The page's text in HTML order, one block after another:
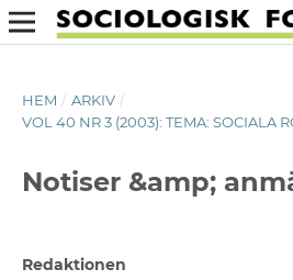
HEM / ARKIV /
VOL 40 NR 3 (2003): TEMA: SOCIALA
Notiser &amp;
Redaktionen